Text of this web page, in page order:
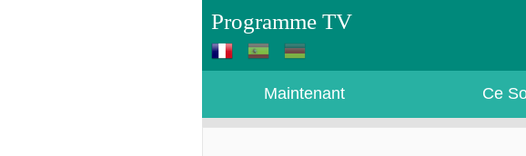
Programme TV
Maintenant Ce